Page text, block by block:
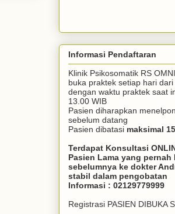
Informasi Pendaftaran
Klinik Psikosomatik RS
buka praktek setiap hari dari
dengan waktu praktek saat
13.00 WIB
Pasien diharapkan
sebelum datang
Pasien dibatasi maksimal
Terdapat Konsultasi
Pasien Lama yang pernah
sebelumnya ke dokter
stabil dalam pengobatan
Informasi : 02129779999
Registrasi PASIEN DIBUKA